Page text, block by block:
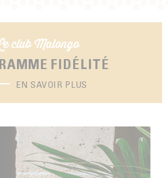
club Malongo
FIDÉLITÉ
EN SAVOIR PLUS